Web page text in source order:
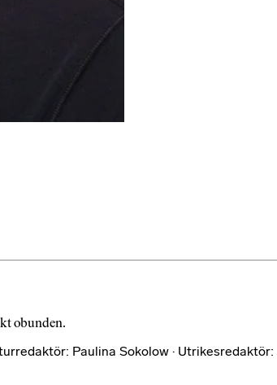
obunden.
Paulina Sokolow ·